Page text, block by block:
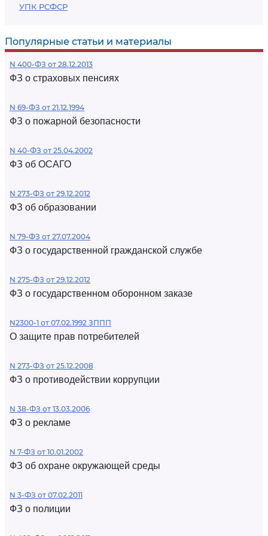
УПК РСФСР
Популярные статьи и материалы
N 400-ФЗ от 28.12.2013
ФЗ о страховых пенсиях
N 69-ФЗ от 21.12.1994
ФЗ о пожарной безопасности
N 40-ФЗ от 25.04.2002
ФЗ об ОСАГО
N 273-ФЗ от 29.12.2012
ФЗ об образовании
N 79-ФЗ от 27.07.2004
ФЗ о государственной гражданской службе
N 275-ФЗ от 29.12.2012
ФЗ о государственном оборонном заказе
N2300-1 от 07.02.1992 ЗППП
О защите прав потребителей
N 273-ФЗ от 25.12.2008
ФЗ о противодействии коррупции
N 38-ФЗ от 13.03.2006
ФЗ о рекламе
N 7-ФЗ от 10.01.2002
ФЗ об охране окружающей среды
N 3-ФЗ от 07.02.2011
ФЗ о полиции